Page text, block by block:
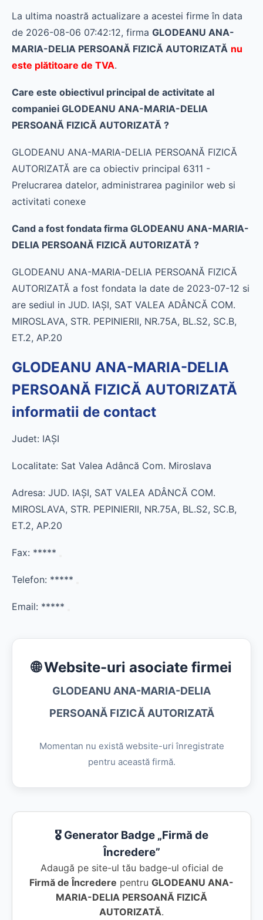
La ultima noastră actualizare a acestei firme în data
de 2026-08-06 07:42:12, firma GLODEANU ANA-
MARIA-DELIA PERSOANĂ FIZICĂ AUTORIZATĂ nu
este plătitoare de TVA.
Care este obiectivul principal de activitate al
companiei GLODEANU ANA-MARIA-DELIA
PERSOANĂ FIZICĂ AUTORIZATĂ ?
GLODEANU ANA-MARIA-DELIA PERSOANĂ FIZICĂ
AUTORIZATĂ are ca obiectiv principal 6311 -
Prelucrarea datelor, administrarea paginilor web si
activitati conexe
Cand a fost fondata firma GLODEANU ANA-MARIA-
DELIA PERSOANĂ FIZICĂ AUTORIZATĂ ?
GLODEANU ANA-MARIA-DELIA PERSOANĂ FIZICĂ
AUTORIZATĂ a fost fondata la date de 2023-07-12 si
are sediul in JUD. IAŞI, SAT VALEA ADÂNCĂ COM.
MIROSLAVA, STR. PEPINIERII, NR.75A, BL.S2, SC.B,
ET.2, AP.20
GLODEANU ANA-MARIA-DELIA
PERSOANĂ FIZICĂ AUTORIZATĂ
informatii de contact
Judet: IAŞI
Localitate: Sat Valea Adâncă Com. Miroslava
Adresa: JUD. IAŞI, SAT VALEA ADÂNCĂ COM.
MIROSLAVA, STR. PEPINIERII, NR.75A, BL.S2, SC.B,
ET.2, AP.20
Fax: *****
Telefon: *****
Email: *****
🌐 Website-uri asociate firmei
GLODEANU ANA-MARIA-DELIA
PERSOANĂ FIZICĂ AUTORIZATĂ
Momentan nu există website-uri înregistrate
pentru această firmă.
🎖️ Generator Badge „Firmă de
Încredere”
Adaugă pe site-ul tău badge-ul oficial de
Firmă de Încredere pentru GLODEANU ANA-
MARIA-DELIA PERSOANĂ FIZICĂ
AUTORIZATĂ.